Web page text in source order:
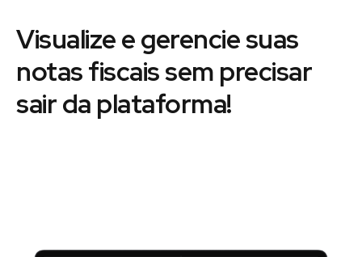
Visualize e gerencie suas
notas fiscais sem precisar
sair da plataforma!